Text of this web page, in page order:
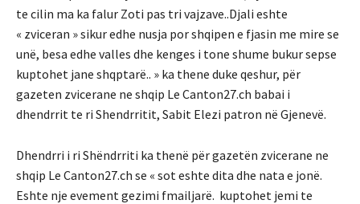
te cilin ma ka falur Zoti pas tri vajzave..Djali eshte
« zviceran » sikur edhe nusja por shqipen e fjasin me mire se
unë, besa edhe valles dhe kenges i tone shume bukur sepse
kuptohet jane shqptarë.. » ka thene duke qeshur, për
gazeten zvicerane ne shqip Le Canton27.ch babai i
dhendrrit te ri Shendrritit, Sabit Elezi patron në Gjenevë.
Dhendrri i ri Shëndrriti ka thenë për gazetën zvicerane ne
shqip Le Canton27.ch se « sot eshte dita dhe nata e jonë.
Eshte nje evement gezimi fmailjarë. kuptohet jemi te